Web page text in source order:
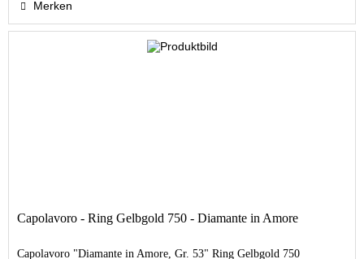
Merken
Capolavoro - Ring Gelbgold 750 - Diamante in Amore
Capolavoro "Diamante in Amore, Gr. 53" Ring Gelbgold 750